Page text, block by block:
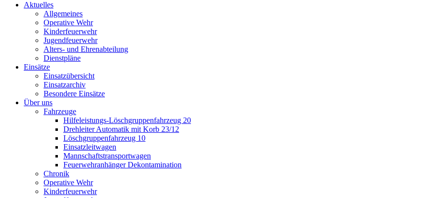
Aktuelles
Allgemeines
Operative Wehr
Kinderfeuerwehr
Jugendfeuerwehr
Alters- und Ehrenabteilung
Dienstpläne
Einsätze
Einsatzübersicht
Einsatzarchiv
Besondere Einsätze
Über uns
Fahrzeuge
Hilfeleistungs-Löschgruppenfahrzeug 20
Drehleiter Automatik mit Korb 23/12
Löschgruppenfahrzeug 10
Einsatzleitwagen
Mannschaftstransportwagen
Feuerwehranhänger Dekontamination
Chronik
Operative Wehr
Kinderfeuerwehr